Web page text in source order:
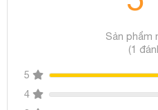
Sản phẩm
(1
5
4